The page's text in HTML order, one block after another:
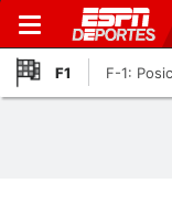
F1 F-1: